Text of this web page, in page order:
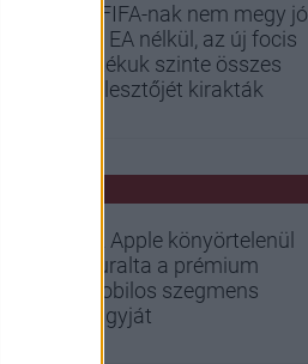
A FIFA-nak nem megy jól
az EA nélkül, az új focis
játékuk szinte összes
fejlesztőjét kirakták
Az Apple könyörtelenül
leuralta a prémium
mobilos szegmens
nagyját